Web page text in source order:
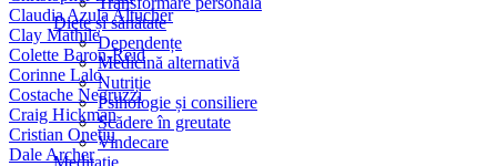
Diete și sănătate
Dependențe
Medicină alternativă
Nutriție
Psihologie și consiliere
Scădere în greutate
Vindecare
Claudia Azula Altucher
Clay Mathile
Colette Baron-Reid
Corinne Lalo
Costache Negruzzi
Craig Hickman
Cristian Onețiu
Dale Archer